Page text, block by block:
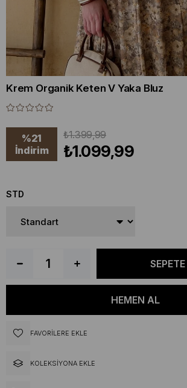
Krem Organik Keten V Yaka Bluz
%21
İndirim
₺1.399,99
₺1.099,99
STD
FAVORILERE EKLE
KOLEKSIYONA EKLE